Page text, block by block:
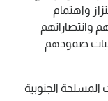
واهتمام
وانتصاراتهم
صمودهم
المسلحة الجنوبية